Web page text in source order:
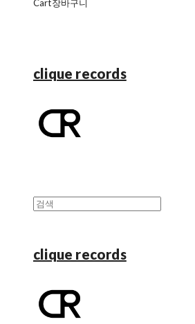
Cart장바구니
clique records
clique records